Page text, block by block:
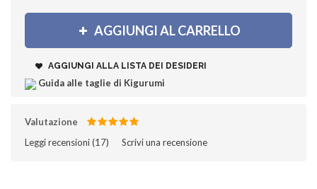
AGGIUNGI AL CARRELLO
AGGIUNGI ALLA LISTA DEI DESIDERI
Guida alle taglie di Kigurumi
Valutazione
Leggi recensioni (17)‎ Scrivi una recensione